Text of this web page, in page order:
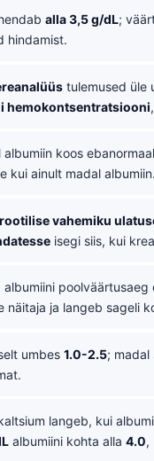
alla 3,5 g/dL;
hindamist.
tulemused üle
hemokontsentratsiooni
albumiin koos
kui ainult madal albumiin.
vahemiku
isegi siis, kui
albumiini poolväärtusaeg
näitaja ja langeb sageli
umbes 1.0-2.5; madal
langeb, kui
albumiini kohta alla 4.0,